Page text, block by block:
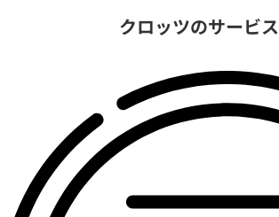
クロッツのサービス